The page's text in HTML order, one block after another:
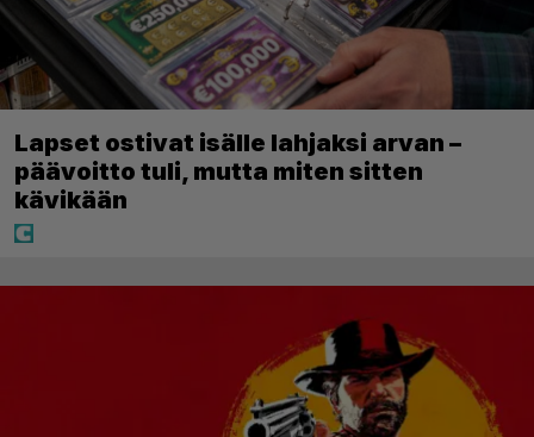
Lapset ostivat isälle lahjaksi arvan –
päävoitto tuli, mutta miten sitten
kävikään